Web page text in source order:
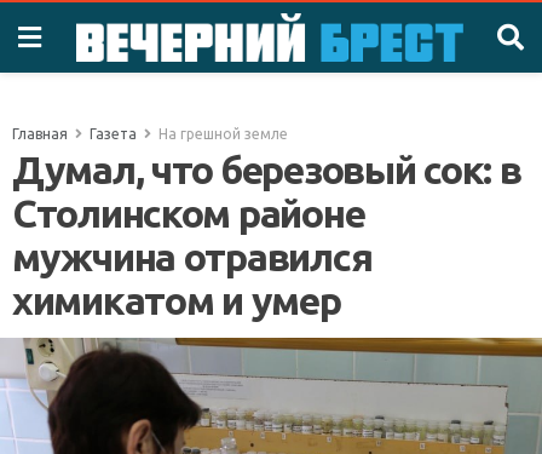
Главная Газета На грешной земле
Думал, что березовый сок: в
Столинском районе
мужчина отравился
химикатом и умер